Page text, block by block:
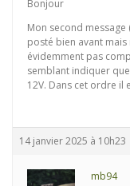
Bonjour
Mon second message
posté bien avant
évidemment pas
semblant indiquer
12V. Dans cet ordre il
14 janvier 2025 à 10h23
mb94